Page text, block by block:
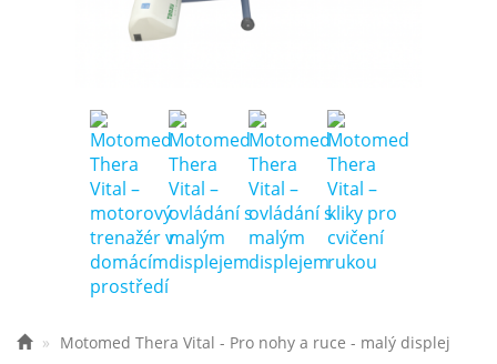
Doprava a služby
Kontakt
Motomed Thera Vital - Pro nohy a ruce - malý displej